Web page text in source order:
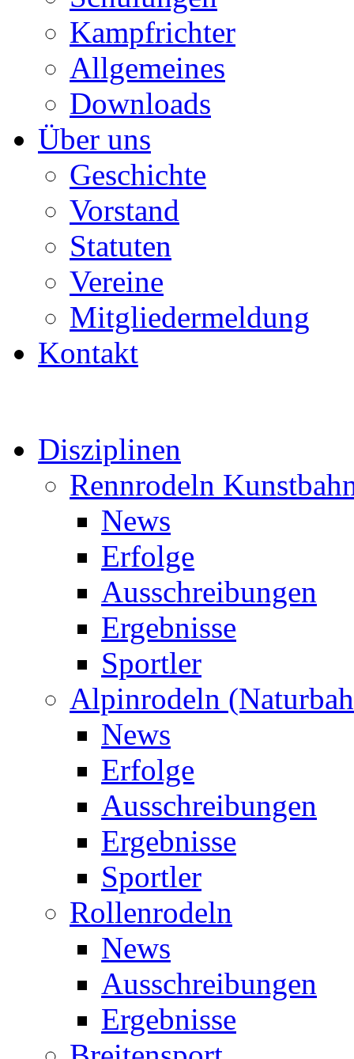
Kampfrichter
Allgemeines
Downloads
Über uns
Geschichte
Vorstand
Statuten
Vereine
Mitgliedermeldung
Kontakt
Disziplinen
Rennrodeln
News
Erfolge
Ausschreibungen
Ergebnisse
Sportler
Alpinrodeln
News
Erfolge
Ausschreibungen
Ergebnisse
Sportler
Rollenrodeln
News
Ausschreibungen
Ergebnisse